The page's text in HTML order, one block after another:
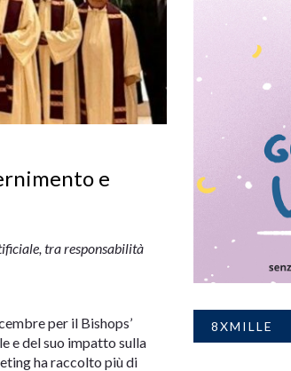
e
tra responsabilità
per il Bishops’
e del suo impatto sulla
ha raccolto più di
8XMILLE